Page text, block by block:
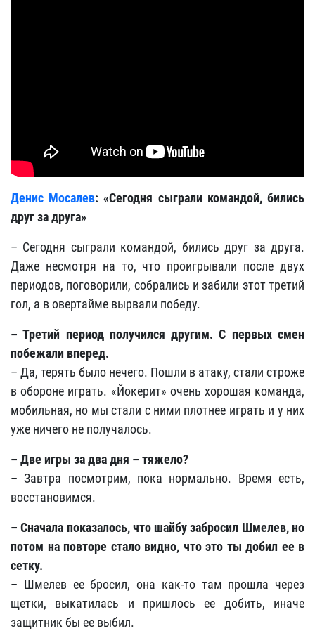
Денис Мосалев: «Сегодня сыграли командой, бились
друг за друга»
– Сегодня сыграли командой, бились друг за друга.
Даже несмотря на то, что проигрывали после двух
периодов, поговорили, собрались и забили этот третий
гол, а в овертайме вырвали победу.
– Третий период получился другим. С первых смен
побежали вперед.
– Да, терять было нечего. Пошли в атаку, стали строже
в обороне играть. «Йокерит» очень хорошая команда,
мобильная, но мы стали с ними плотнее играть и у них
уже ничего не получалось.
– Две игры за два дня – тяжело?
– Завтра посмотрим, пока нормально. Время есть,
восстановимся.
– Сначала показалось, что шайбу забросил Шмелев, но
потом на повторе стало видно, что это ты добил ее в
сетку.
– Шмелев ее бросил, она как-то там прошла через
щетки, выкатилась и пришлось ее добить, иначе
защитник бы ее выбил.